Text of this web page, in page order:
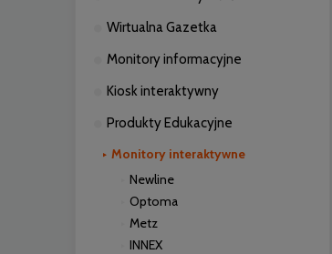
Wirtualna Gazetka
Monitory informacyjne
Kiosk interaktywny
Produkty Edukacyjne
Monitory interaktywne
Newline
Optoma
Metz
INNEX